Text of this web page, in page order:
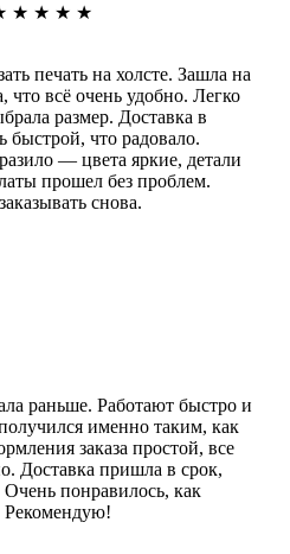
★ ★ ★ ★
печать на холсте. Зашла на
что всё очень удобно. Легко
размер. Доставка в
быстрой, что радовало.
— цвета яркие, детали
прошел без проблем.
снова.
раньше. Работают быстро и
именно таким, как
заказа простой, все
Доставка пришла в срок,
понравилось, как
Рекомендую!